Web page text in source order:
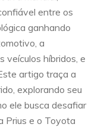
entre os
ganhando
a
veículos híbridos, e
artigo traça a
explorando seu
ele busca desafiar
Prius e o Toyota